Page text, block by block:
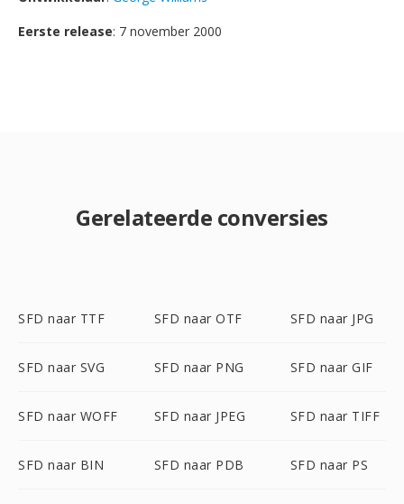
Eerste release: 7 november 2000
Gerelateerde conversies
SFD naar TTF SFD naar OTF SFD naar JPG
SFD naar SVG SFD naar PNG SFD naar GIF
SFD naar WOFF SFD naar JPEG SFD naar TIFF
SFD naar BIN SFD naar PDB SFD naar PS